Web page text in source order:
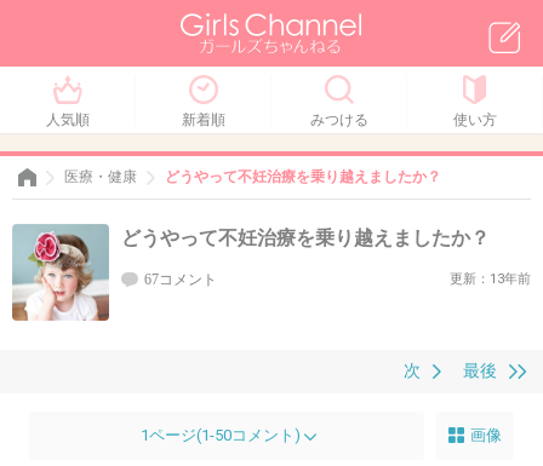
人気順 新着順 みつける 使い方
医療・健康 どうやって不妊治療を乗り越えましたか？
どうやって不妊治療を乗り越えましたか？
67コメント 更新：13年前
最後
次
1ページ(1-50コメント) 画像